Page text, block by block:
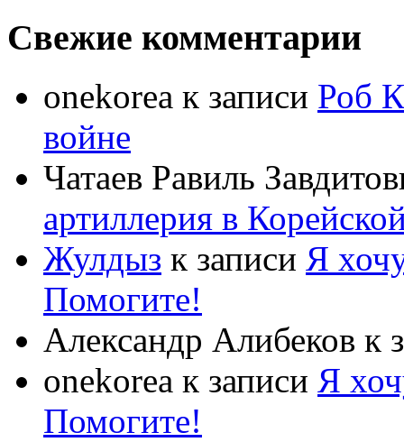
Свежие комментарии
onekorea к записи Роб
войне
Чатаев Равиль
артиллерия в
Жулдыз к записи Я
Помогите!
Александр Алибеков к
onekorea к записи Я
Помогите!